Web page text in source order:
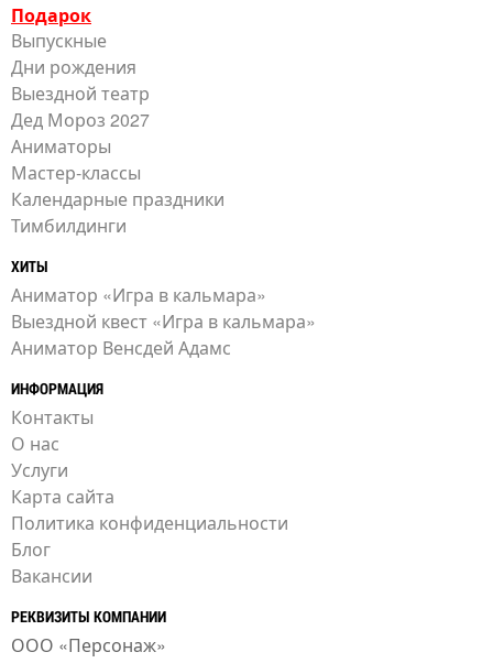
Подарок
Выпускные
Дни рождения
Выездной театр
Дед Мороз 2027
Аниматоры
Мастер-классы
Календарные праздники
Тимбилдинги
ХИТЫ
Аниматор «Игра в кальмара»
Выездной квест «Игра в кальмара»
Аниматор Венсдей Адамс
ИНФОРМАЦИЯ
Контакты
О нас
Услуги
Карта сайта
Политика конфиденциальности
Блог
Вакансии
РЕКВИЗИТЫ КОМПАНИИ
ООО «Персонаж»